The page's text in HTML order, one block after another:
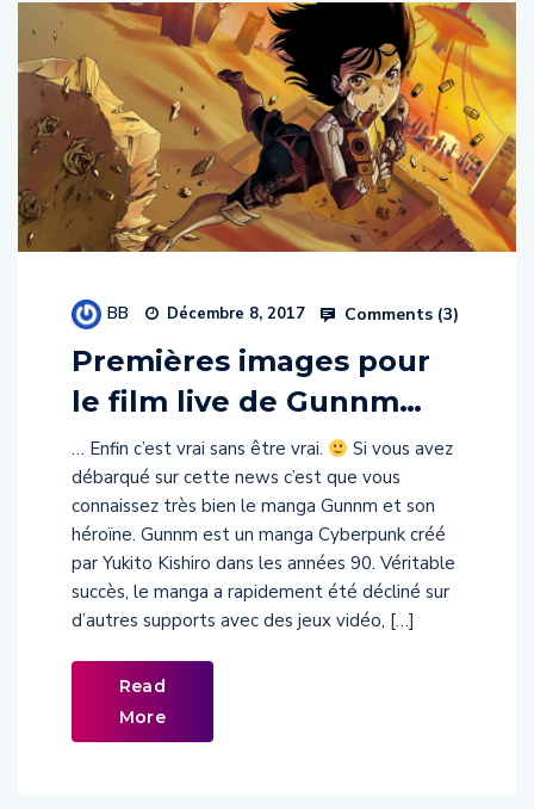
BB Décembre 8, 2017 Comments (3)
Premières images pour
le film live de Gunnm…
… Enfin c’est vrai sans être vrai.
Si vous avez
débarqué sur cette news c’est que vous
connaissez très bien le manga Gunnm et son
héroïne. Gunnm est un manga Cyberpunk créé
par Yukito Kishiro dans les années 90. Véritable
succès, le manga a rapidement été décliné sur
d’autres supports avec des jeux vidéo, […]
Read
More